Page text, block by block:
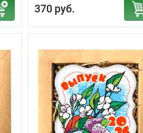
370 руб.